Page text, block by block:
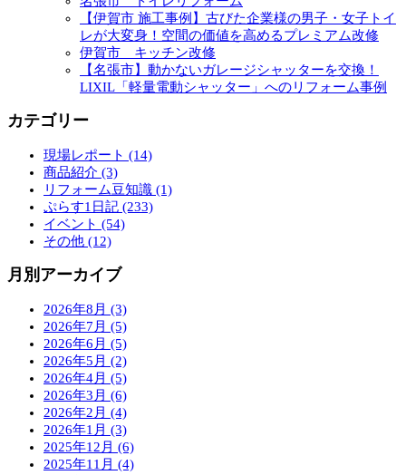
【伊賀市 施工事例】古びた企業様の男子・女子トイ
レが大変身！空間の価値を高めるプレミアム改修
伊賀市 キッチン改修
【名張市】動かないガレージシャッターを交換！
LIXIL「軽量電動シャッター」へのリフォーム事例
カテゴリー
現場レポート (14)
商品紹介 (3)
リフォーム豆知識 (1)
ぷらす1日記 (233)
イベント (54)
その他 (12)
月別アーカイブ
2026年8月 (3)
2026年7月 (5)
2026年6月 (5)
2026年5月 (2)
2026年4月 (5)
2026年3月 (6)
2026年2月 (4)
2026年1月 (3)
2025年12月 (6)
2025年11月 (4)